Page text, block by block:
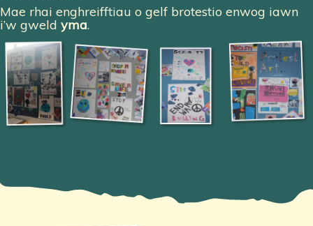
Mae rhai enghreifftiau o gelf brotestio enwog iawn
i’w gweld yma.